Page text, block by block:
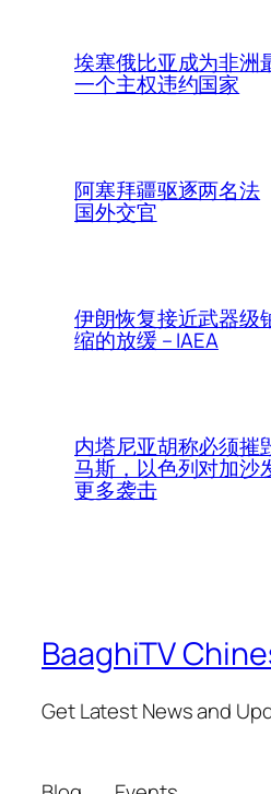
埃塞俄比亚成为非洲
一个主权违约国家
阿塞拜疆驱逐两名法
国外交官
伊朗恢复接近武器级
缩的放缓 – IAEA
内塔尼亚胡称必须摧
马斯，以色列对加沙
更多袭击
BaaghiTV
Get Latest News and